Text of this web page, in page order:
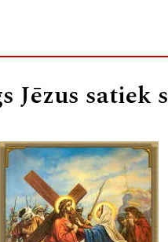
Jēzus satiek